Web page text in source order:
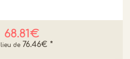
68.81€
76.46€ *